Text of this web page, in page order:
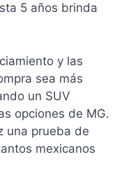
5 años brinda
y las
sea más
un SUV
opciones de MG.
una prueba de
mexicanos